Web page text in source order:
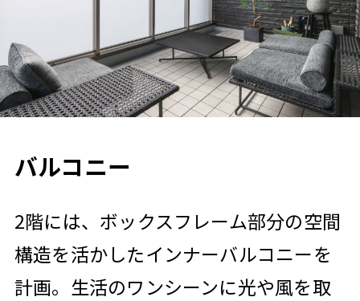
バルコニー
2階には、ボックスフレーム部分の空間
構造を活かしたインナーバルコニーを
計画。生活のワンシーンに光や風を取